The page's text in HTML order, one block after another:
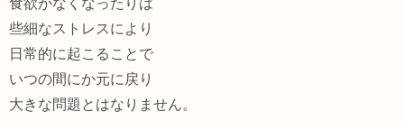
些細なストレスにより
日常的に起こることで
いつの間にか元に戻り
大きな問題とはなりません。